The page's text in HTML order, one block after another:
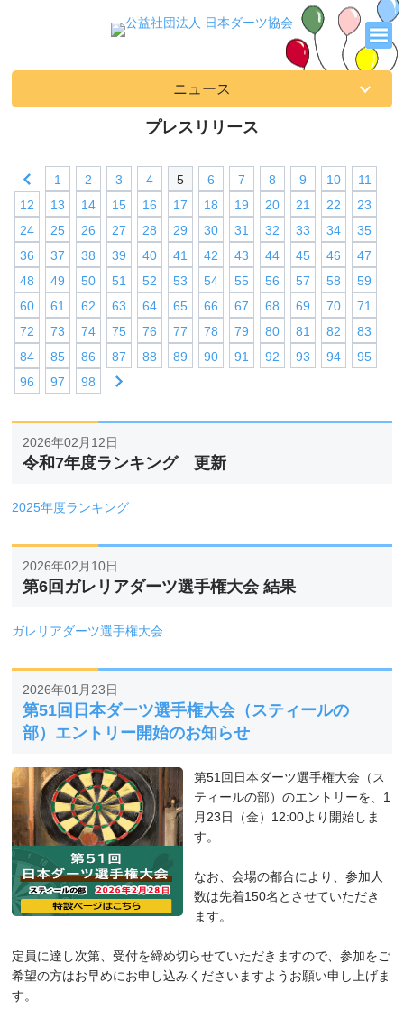
ニュース
プレスリリース
1 2 3 4 5 6 7 8 9 10
11
12
13 14 15 16 17 18 19 20 21 22
23
24
25 26 27 28 29 30 31 32 33 34
35
36
37 38 39 40 41 42 43 44 45 46
47
48
49 50 51 52 53 54 55 56 57 58
59
60
61 62 63 64 65 66 67 68 69 70
71
72
73 74 75 76 77 78 79 80 81 82
83
84
85 86 87 88 89 90 91 92 93 94
95
96
97 98
2026年02月12日
令和7年度ランキング 更新
2025年度ランキング
2026年02月10日
第6回ガレリアダーツ選手権大会 結果
ガレリアダーツ選手権大会
2026年01月23日
第51回日本ダーツ選手権大会（スティールの
部）エントリー開始のお知らせ
第51回日本ダーツ選手権大会（ス
ティールの部）のエントリーを、1
月23日（金）12:00より開始しま
す。
なお、会場の都合により、参加人
数は先着150名とさせていただき
ます。
定員に達し次第、受付を締め切らせていただきますので、参加をご
希望の方はお早めにお申し込みくださいますようお願い申し上げま
す。